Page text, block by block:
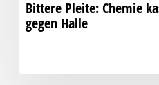
Bittere Pleite: Chemie
gegen Halle